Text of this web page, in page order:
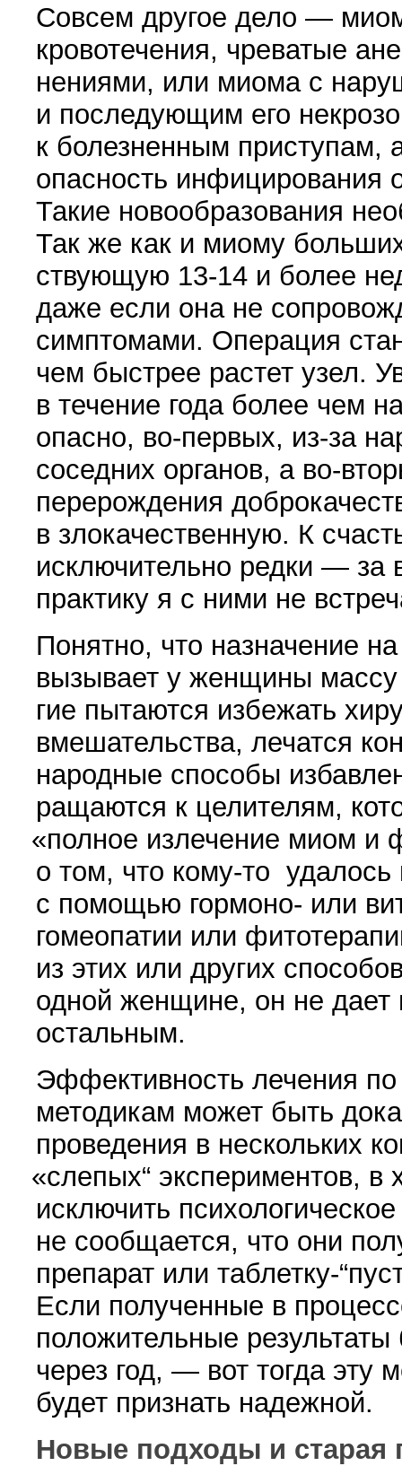
Совсем другое дело —
кровотечения, чреватые
нениями, или миома с
и последующим его
к болезнен­ным приступам,
опасность инфицирования
Такие новообразования
Так же как и миому
ствующую 13-14 и более
даже если она не
сим­птомами. Операция
чем быстрее растет узел.
в тече­ние года более чем
опасно, во-первых, из-за
соседних органов, а во-
перерождения
в злокачественную. К
исключительно редки —
практику я с ними не
Понятно, что назначение
вызывает у жен­щины
гие пытаются избежать
вмешательства, лечатся
народные способы
ращаются к целителям,
«полное излечение миом
о том, что кому-то удалось
с помощью гормоно- или
гомеопатии или
из этих или других
одной женщине, он не дает
остальным.
Эффективность лечения
методикам может быть
проведения в нескольких
«слепых“ экспериментов, в
исключить
не сообщается, что они
препарат или таблетку-
Если полу­ченные в
положительные
через год, — вот тогда эту
будет признать надежной.
Новые подходы и старая